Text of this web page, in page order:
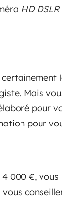
HD DSLR
Mais
pour
pour
000 €,